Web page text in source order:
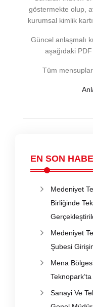
göstermekte olup,
kurumsal kimlik
Güncel anlaşmalı
aşağıdaki
Tüm
EN SON
Medeniyet
Birliğinde
Medeniyet
Şubesi
Mena
Sanayi Ve